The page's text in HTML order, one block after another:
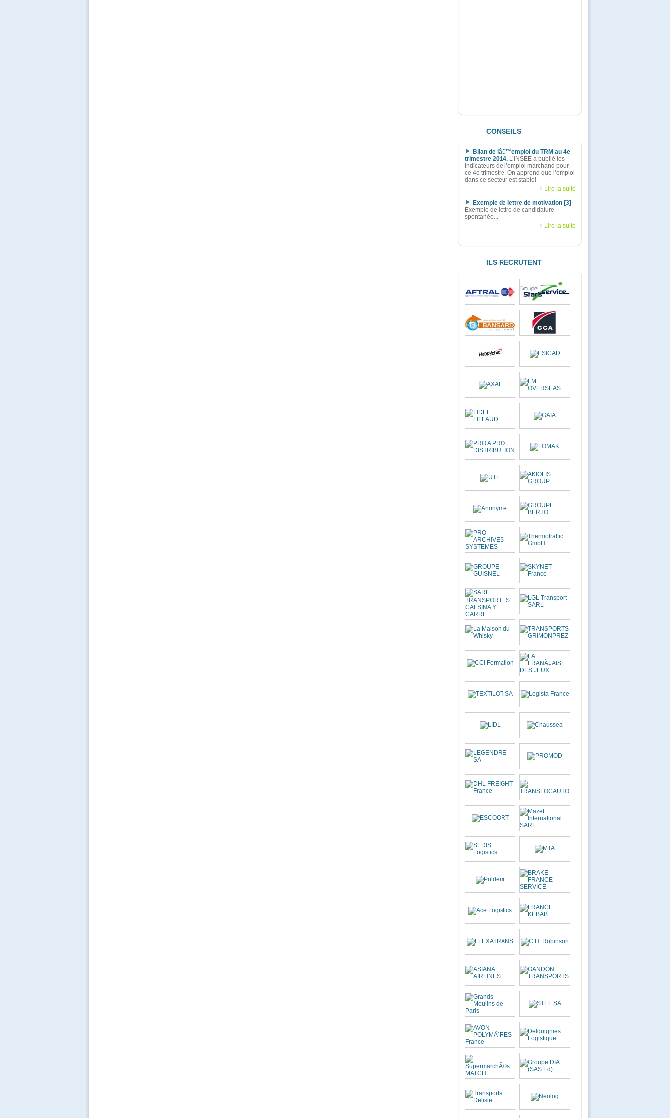
CONSEILS
Bilan de lâ€™emploi du TRM au 4e
trimestre 2014. L’INSEE a publié les
indicateurs de l’emploi marchand pour
ce 4e trimestre. On apprend que l’emploi
dans ce secteur est stable!
Lire la suite
Exemple de lettre de motivation [3]
Exemple de lettre de candidature
spontanée...
Lire la suite
ILS RECRUTENT